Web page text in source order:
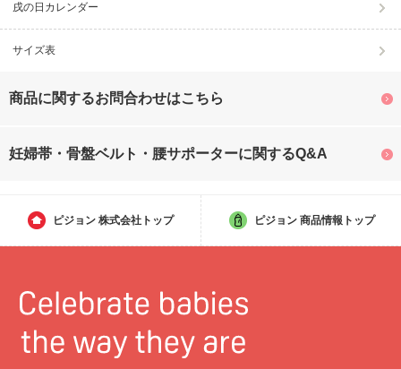
戌の日カレンダー
サイズ表
商品に関するお問合わせはこちら
妊婦帯・骨盤ベルト・腰サポーターに関するQ&A
ピジョン 株式会社トップ ピジョン 商品情報トップ